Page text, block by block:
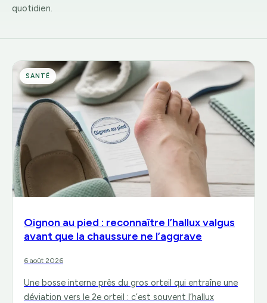
quotidien.
SANTÉ
Oignon au pied : reconnaître l’hallux valgus
avant que la chaussure ne l’aggrave
6 août 2026
Une bosse interne près du gros orteil qui entraîne une
déviation vers le 2e orteil : c’est souvent l’hallux